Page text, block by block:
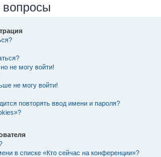
не могу войти!
не могу войти!
повторять ввод имени и пароля?
в списке «Кто сейчас на конференции»?